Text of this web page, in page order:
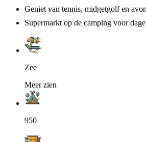
Geniet van tennis, midgetgolf en
Supermarkt op de camping voor
Zee
Meer zien
950